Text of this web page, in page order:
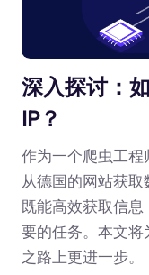
深入探讨：
IP？
作为一个爬虫工
从德国的网站获取
既能高效获取信
要的任务。本文将
之路上更进一步。